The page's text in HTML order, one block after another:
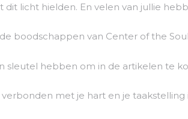
dit licht hielden. En velen van jullie
boodschappen van Center of the
sleutel hebben om in de artikelen te
verbonden met je hart en je taakstelling